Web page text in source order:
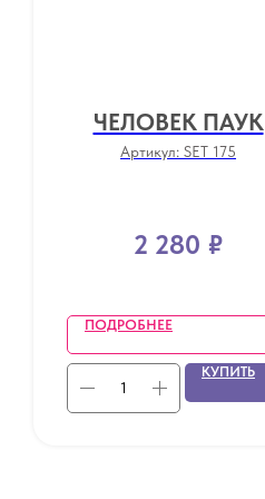
ЧЕЛОВЕК ПАУК
Артикул: SET 175
2 280 ₽
ПОДРОБНЕЕ
КУПИТЬ